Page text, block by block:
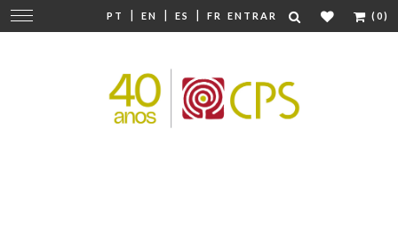
PT | EN | ES | FR ENTRAR (0)
Mudar
navegação